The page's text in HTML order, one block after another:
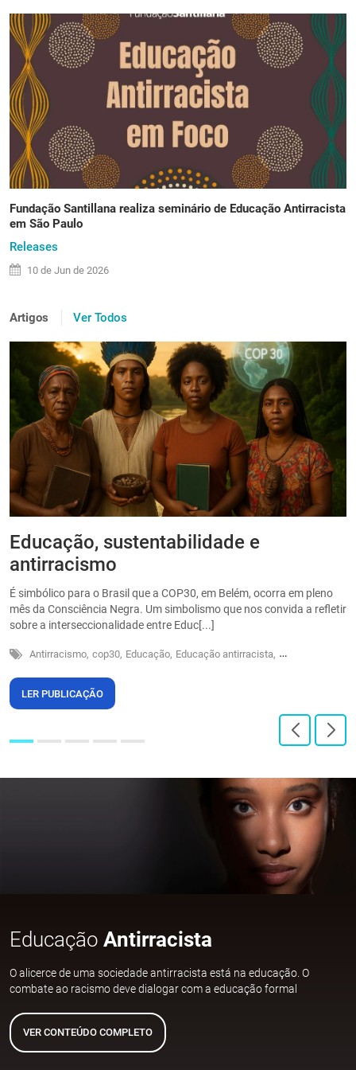
Fundação Santillana realiza seminário de Educação Antirracista
em São Paulo
Releases
10 de Jun de 2026
Artigos Ver Todos
Educação, sustentabilidade e
antirracismo
É simbólico para o Brasil que a COP30, em Belém, ocorra em pleno
mês da Consciência Negra. Um simbolismo que nos convida a refletir
sobre a interseccionalidade entre Educ[...]
Antirracismo, cop30, Educação, Educação antirracista, Sustentabilidade
LER PUBLICAÇÃO
Educação Antirracista
O alicerce de uma sociedade antirracista está na educação. O
combate ao racismo deve dialogar com a educação formal
VER CONTEÚDO COMPLETO